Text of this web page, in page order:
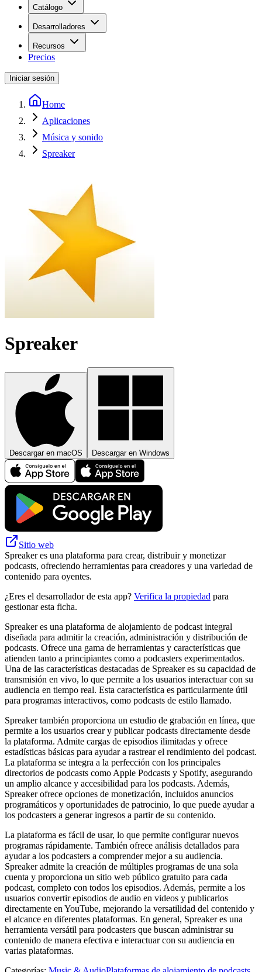
Catálogo
Desarrolladores
Recursos
Precios
Iniciar sesión
Home
Aplicaciones
Música y sonido
Spreaker
Spreaker
Descargar en macOS Descargar en Windows
Sitio web
Spreaker es una plataforma para crear, distribuir y monetizar
podcasts, ofreciendo herramientas para creadores y una variedad de
contenido para oyentes.
¿Eres el desarrollador de esta app? Verifica la propiedad para
gestionar esta ficha.
Spreaker es una plataforma de alojamiento de podcast integral
diseñada para admitir la creación, administración y distribución de
podcasts. Ofrece una gama de herramientas y características que
atienden tanto a principiantes como a podcasters experimentados.
Una de las características destacadas de Spreaker es su capacidad de
transmisión en vivo, lo que permite a los usuarios interactuar con su
audiencia en tiempo real. Esta característica es particularmente útil
para programas interactivos, como podcasts de estilo llamado.
Spreaker también proporciona un estudio de grabación en línea, que
permite a los usuarios crear y publicar podcasts directamente desde
la plataforma. Admite cargas de episodios ilimitadas y ofrece
estadísticas básicas para ayudar a rastrear el rendimiento del podcast.
La plataforma se integra a la perfección con los principales
directorios de podcasts como Apple Podcasts y Spotify, asegurando
un amplio alcance y accesibilidad para los podcasts. Además,
Spreaker ofrece opciones de monetización, incluidos anuncios
programáticos y oportunidades de patrocinio, lo que puede ayudar a
los podcasters a generar ingresos a partir de su contenido.
La plataforma es fácil de usar, lo que permite configurar nuevos
programas rápidamente. También ofrece análisis detallados para
ayudar a los podcasters a comprender mejor a su audiencia.
Spreaker admite la creación de múltiples programas de una sola
cuenta y proporciona un sitio web público gratuito para cada
podcast, completo con todos los episodios. Además, permite a los
usuarios convertir episodios de audio en videos y publicarlos
directamente en YouTube, mejorando la versatilidad del contenido y
el alcance en diferentes plataformas. En general, Spreaker es una
herramienta versátil para podcasters que buscan administrar su
contenido de manera efectiva e interactuar con su audiencia en
varias plataformas.